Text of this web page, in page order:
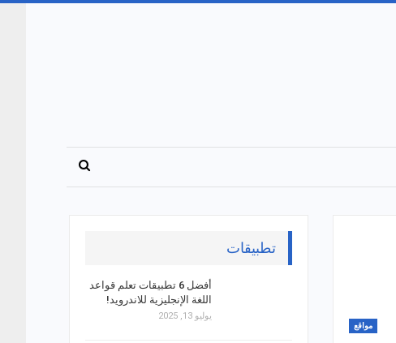
مواقع
تطبيقات
أفضل 6 تطبيقات تعلم قواعد
اللغة الإنجليزية للاندرويد!
يوليو 13, 2025